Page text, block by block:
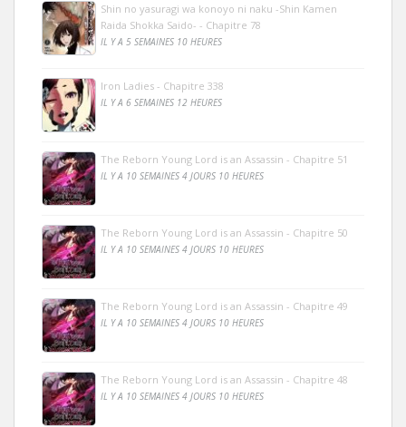
Shin no yasuragi wa konoyo ni naku -Shin Kamen
Raida Shokka Saido- - Chapitre 78
IL Y A 5 SEMAINES 10 HEURES
Iron Ladies - Chapitre 338
IL Y A 6 SEMAINES 12 HEURES
The Reborn Young Lord is an Assassin - Chapitre 51
IL Y A 10 SEMAINES 4 JOURS 10 HEURES
The Reborn Young Lord is an Assassin - Chapitre 50
IL Y A 10 SEMAINES 4 JOURS 10 HEURES
The Reborn Young Lord is an Assassin - Chapitre 49
IL Y A 10 SEMAINES 4 JOURS 10 HEURES
The Reborn Young Lord is an Assassin - Chapitre 48
IL Y A 10 SEMAINES 4 JOURS 10 HEURES